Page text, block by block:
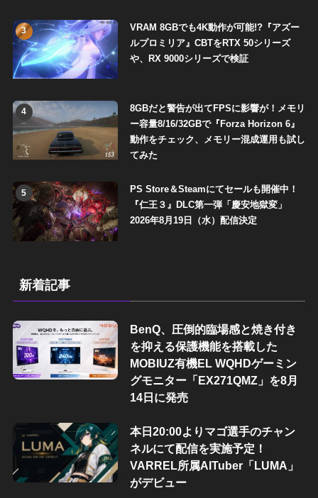
3
VRAM 8GBでも4K動作が可能!?『アズー
ルプロミリア』CBTをRTX 50シリーズ
や、RX 9000シリーズで検証
4
8GBだと警告が出てFPSに影響が！メモリ
ー容量8/16/32GBで『Forza Horizon 6』
動作をチェック、メモリー混成運用も試し
てみた
5
PS Store＆Steamにてセールも開催中！
『仁王３』DLC第一弾「慶安地獄変」
2026年8月19日（水）配信決定
新着記事
BenQ、圧倒的臨場感と焼き付き
を抑える保護機能を搭載した
MOBIUZ有機EL WQHDゲーミン
グモニター「EX271QMZ」を8月
14日に発売
本日20:00よりマゴ選手のチャン
ネルにて配信を実施予定！
VARREL所属AITuber「LUMA」
がデビュー